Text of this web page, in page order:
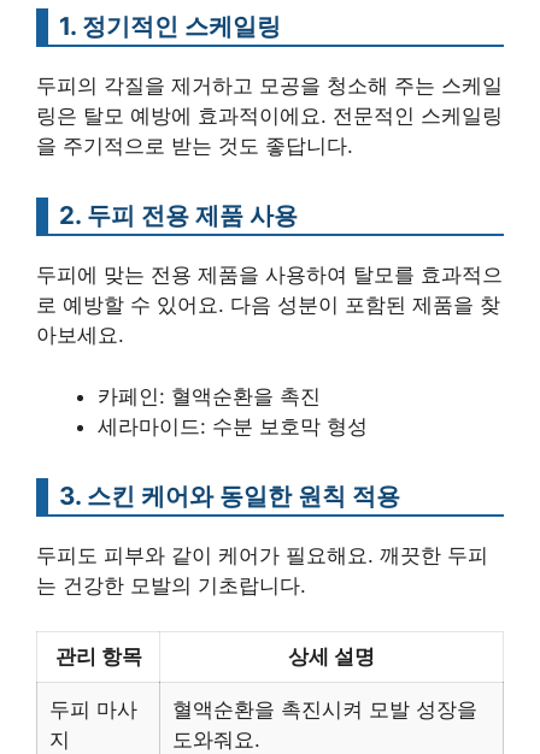
1. 정기적인 스케일링
두피의 각질을 제거하고 모공을 청소해 주는 스케일
링은 탈모 예방에 효과적이에요. 전문적인 스케일링
을 주기적으로 받는 것도 좋답니다.
2. 두피 전용 제품 사용
두피에 맞는 전용 제품을 사용하여 탈모를 효과적으
로 예방할 수 있어요. 다음 성분이 포함된 제품을 찾
아보세요.
카페인: 혈액순환을 촉진
세라마이드: 수분 보호막 형성
3. 스킨 케어와 동일한 원칙 적용
두피도 피부와 같이 케어가 필요해요. 깨끗한 두피
는 건강한 모발의 기초랍니다.
관리 항목 상세 설명
두피 마사
지
혈액순환을 촉진시켜 모발 성장을
도와줘요.